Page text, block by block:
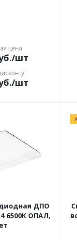
цена
/шт
/шт
ДПО
6500К ОПАЛ,